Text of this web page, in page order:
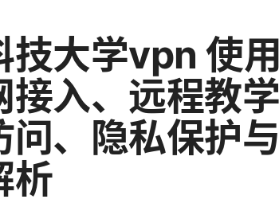
大学vpn 使用
接入、远程教
问、隐私保护
析